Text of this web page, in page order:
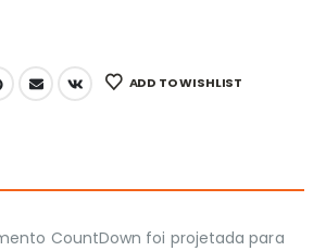
ADD TO WISHLIST
CountDown foi projetada para